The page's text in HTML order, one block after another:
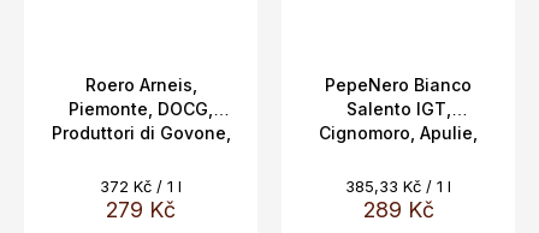
Roero Arneis,
Piemonte, DOCG,
Produttori di Govone,
279 Kč
Měrná
cena:
372 Kč / 1 l
PepeNero Bianco
Salento IGT,
Cignomoro, Apulie,
289 Kč
Měrná
cena:
385,33 Kč / 1 l